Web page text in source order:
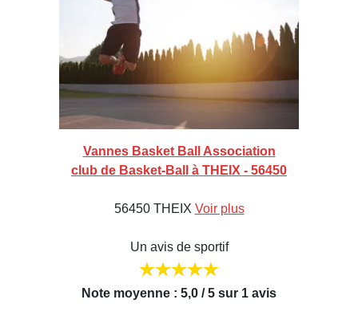
Vannes Basket Ball Association
club de Basket-Ball à THEIX - 56450
56450 THEIX Voir plus
Un avis de sportif
Note moyenne : 5,0 / 5 sur 1 avis